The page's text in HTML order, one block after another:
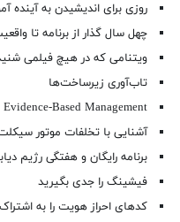
روزی برای اندیشیدن به آینده
چهل سال گذار از برنامه تا
ویتنامی که در هیچ فیلمی
تاب‌آوری زیرساخت‌ها
Based Management
آشنایی با تخلفات موتور
برنامه رایگان و هفتگی رژیم
فیشینگ را جدی بگیرید
کدهای احراز هویت را به